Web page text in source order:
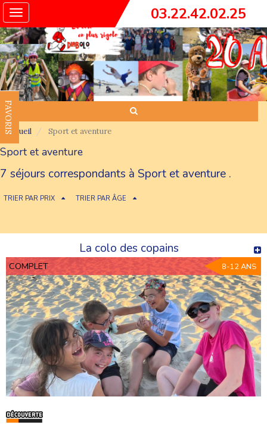
Toggle
navigation
03.22.42.02.25
FAVORIS
Accueil Sport et aventure
Sport et aventure
7 séjours correspondants à Sport et aventure .
TRIER PAR PRIX TRIER PAR ÂGE
La colo des copains
COMPLET 8-12 ANS